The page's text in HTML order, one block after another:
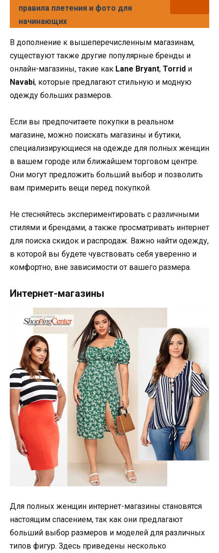
правила плетения и фото для
начинающих
В дополнение к вышеперечисленным магазинам,
существуют также другие популярные бренды и
онлайн-магазины, такие как Lane Bryant, Torrid и
Navabi, которые предлагают стильную и модную
одежду больших размеров.
Если вы предпочитаете покупки в реальном
магазине, можно поискать магазины и бутики,
специализирующиеся на одежде для полных женщин
в вашем городе или ближайшем торговом центре.
Они могут предложить больший выбор и позволить
вам примерить вещи перед покупкой.
Не стесняйтесь экспериментировать с различными
стилями и брендами, а также просматривать интернет
для поиска скидок и распродаж. Важно найти одежду,
в которой вы будете чувствовать себя уверенно и
комфортно, вне зависимости от вашего размера.
Интернет-магазины
Для полных женщин интернет-магазины становятся
настоящим спасением, так как они предлагают
больший выбор размеров и моделей для различных
типов фигур. Здесь приведены несколько